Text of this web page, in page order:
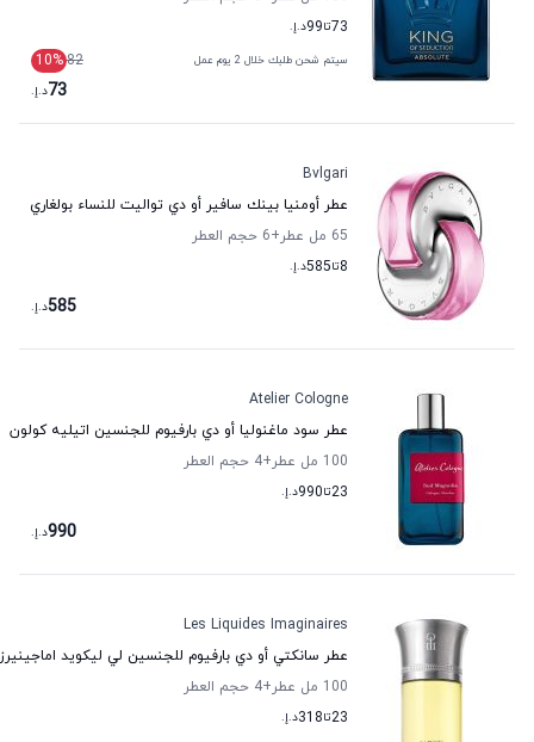
73تا99د.إ.
سيتم شحن طلبك خلال 2 يوم عمل 82
10%
73د.إ.
Bvlgari
عطر أومنيا بينك سافير أو دي تواليت للنساء بولغاري
65 مل عطر
+6
حجم العطر
8تا585د.إ.
585د.إ.
Atelier Cologne
عطر سود ماغنوليا أو دي بارفيوم للجنسين اتيليه كولون
100 مل عطر
+4
حجم العطر
23تا990د.إ.
990د.إ.
Les Liquides Imaginaires
عطر سانكتي أو دي بارفيوم للجنسين لي ليكويد اماجينيرز
100 مل عطر
+4
حجم العطر
23تا318د.إ.